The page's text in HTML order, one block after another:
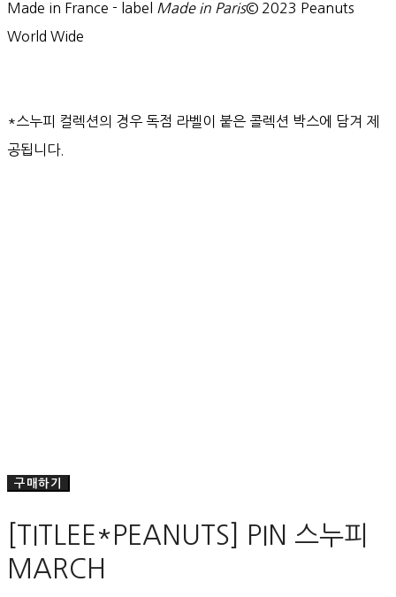
Made in France - label Made in Paris© 2023 Peanuts
World Wide
*스누피 컬렉션의 경우 독점 라벨이 붙은 콜렉션 박스에 담겨 제
공됩니다.
구매하기
[TITLEE*PEANUTS] PIN 스누피
MARCH